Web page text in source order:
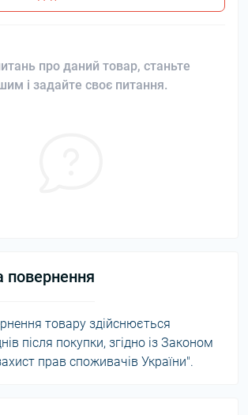
про даний товар, станьте
і задайте своє питання.
повернення
товару здійснюється
після покупки, згідно із Законом
прав споживачів України".